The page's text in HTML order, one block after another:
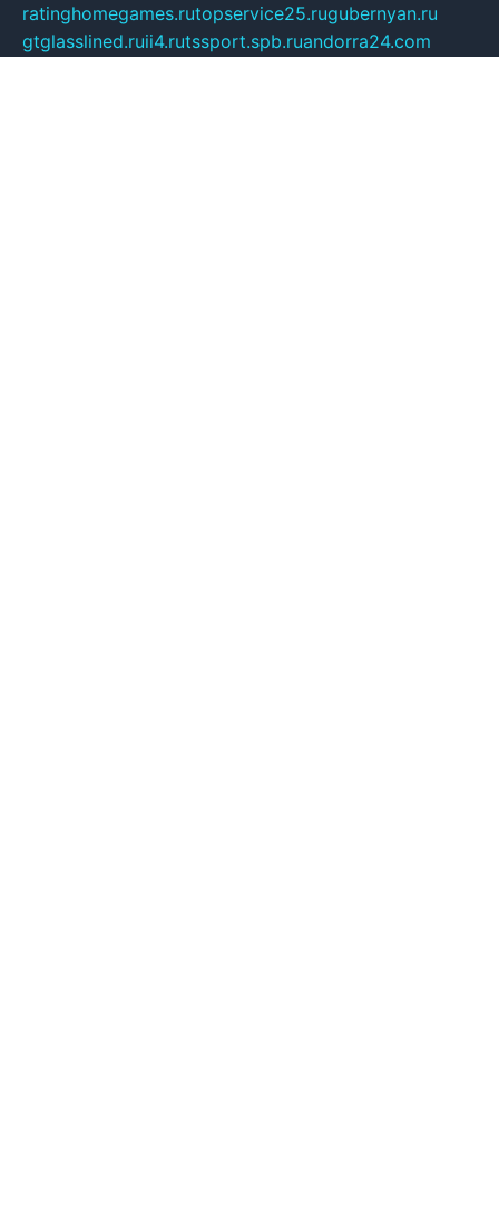
ratinghomegames.rutopservice25.rugubernyan.ru
gtglasslined.ruii4.rutssport.spb.ruandorra24.com